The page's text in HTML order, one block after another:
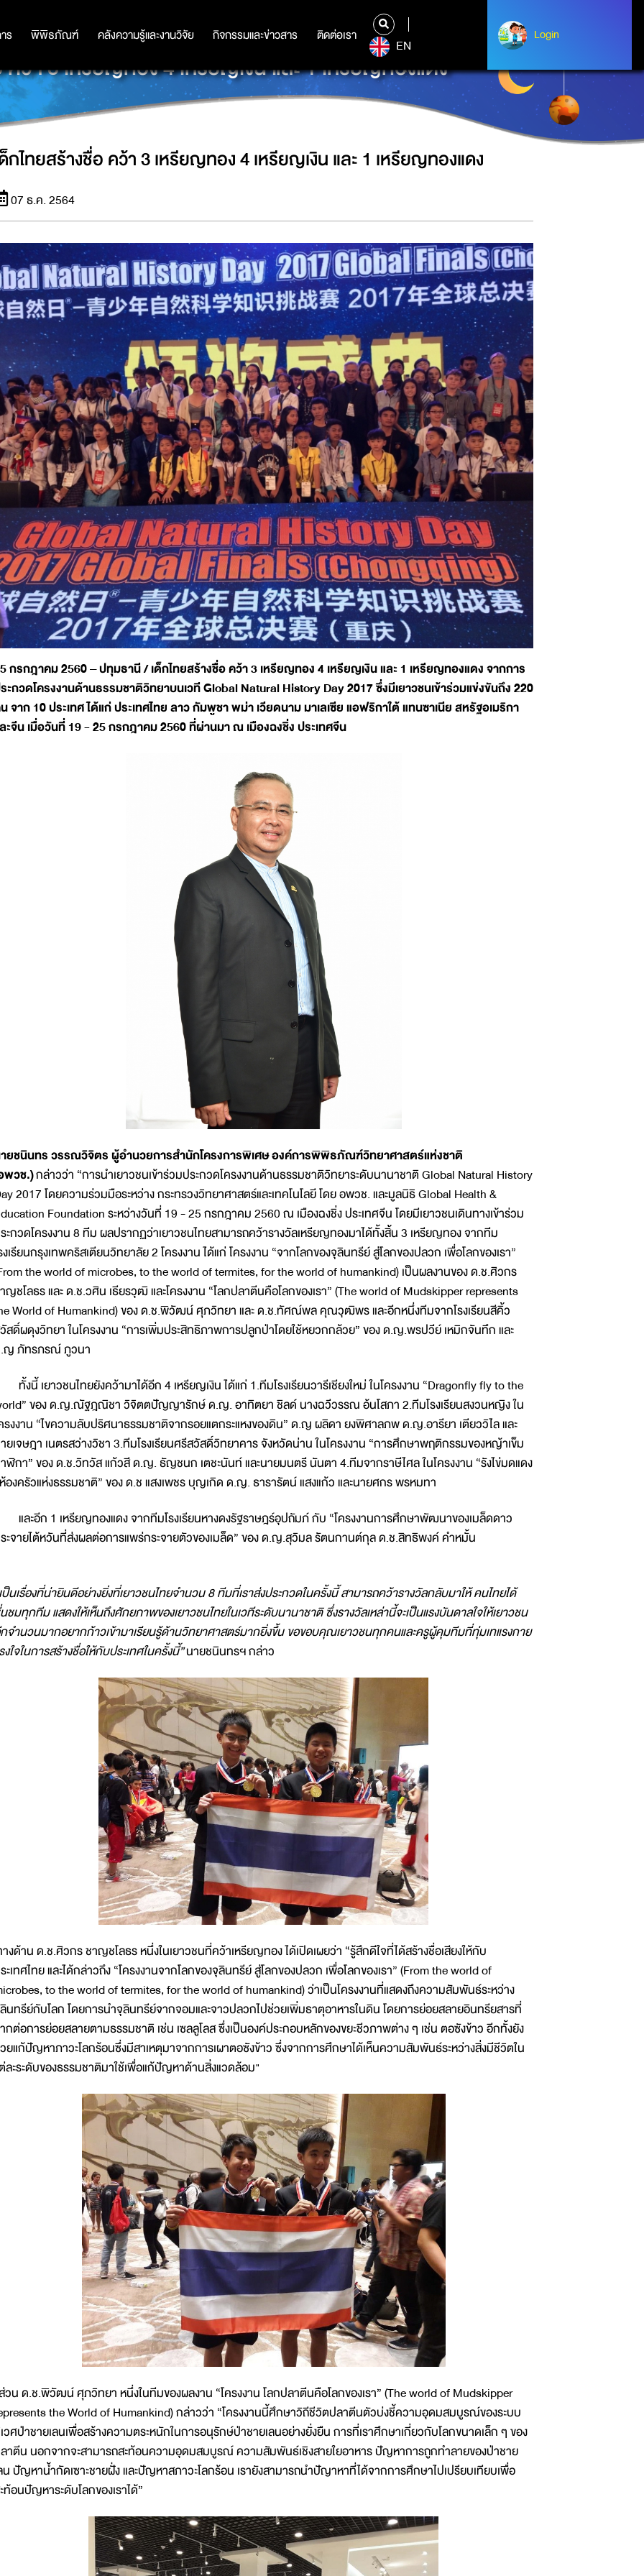
ร พิพิธภัณฑ์ คลังความรู้และงานวิจัย กิจกรรมและข่าวสาร ติดต่อเรา
ร พิพิธภัณฑ์ คลังความรู้และงานวิจัย กิจกรรมและข่าวสาร ติดต่อเรา
EN
Login
Login
คว้า 3 เหรียญทอง 4 เหรียญเงิน และ 1 เหรียญทองแดง
กไทยสร้างชื่อ คว้า 3 เหรียญทอง 4 เหรียญเงิน และ 1 เหรียญทองแดง
07 ธ.ค. 2564
กรกฎาคม 2560 – ปทุมธานี / เด็กไทยสร้างชื่อ คว้า 3 เหรียญทอง 4 เหรียญเงิน และ 1 เหรียญทองแดง จากการ
ะกวดโครงงานด้านธรรมชาติวิทยาบนเวที Global Natural History Day 2017 ซึ่งมีเยาวชนเข้าร่วมแข่งขันถึง 220
จาก 10 ประเทศ ได้แก่ ประเทศไทย ลาว กัมพูชา พม่า เวียดนาม มาเลเซีย แอฟริกาใต้ แทนซาเนีย สหรัฐอเมริกา
ะจีน เมื่อวันที่ 19 - 25 กรกฎาคม 2560 ที่ผ่านมา ณ เมืองฉงชิ่ง ประเทศจีน
ยชนินทร วรรณวิจิตร ผู้อำนวยการสำนักโครงการพิเศษ องค์การพิพิธภัณฑ์วิทยาศาสตร์แห่งชาติ
พวช.)กล่าวว่า “การนำเยาวชนเข้าร่วมประกวดโครงงานด้านธรรมชาติวิทยาระดับนานาชาติ Global Natural History
2017 โดยความร่วมมือระหว่าง กระทรวงวิทยาศาสตร์และเทคโนโลยี โดย อพวช. และมูลนิธิ Global Health &
Foundation ระหว่างวันที่ 19 - 25 กรกฎาคม 2560 ณ เมืองฉงชิ่ง ประเทศจีน โดยมีเยาวชนเดินทางเข้าร่วม
ะกวดโครงงาน 8 ทีม ผลปรากฏว่าเยาวชนไทยสามารถคว้ารางวัลเหรียญทองมาได้ทั้งสิ้น 3 เหรียญทอง จากทีม
งเรียนกรุงเทพคริสเตียนวิทยาลัย 2 โครงงาน ได้แก่ โครงงาน “จากโลกของจุลินทรีย์ สู่โลกของปลวก เพื่อโลกของเรา”
the world of microbes, to the world of termites, for the world of humankind) เป็นผลงานของ ด.ช.ศิวกร
ญชโลธร และ ด.ช.วศิน เธียรวุฒิ และโครงงาน “โลกปลาตีนคือโลกของเรา” (The world of Mudskipper represents
World of Humankind) ของ ด.ช.พิวัฒน์ ศุภวิทยา และ ด.ช.ทัศณ์พล คุณวุฒิพร และอีกหนึ่งทีมจากโรงเรียนสีคิ้ว
สดิ์ผดุงวิทยา ในโครงงาน “การเพิ่มประสิทธิภาพการปลูกป่าโดยใช้หยวกกล้วย” ของ ด.ญ.พรปวีย์ เหมิกจันทึก และ
ญ ภัทรภรณ์ ภูวนา
ทั้งนี้ เยาวชนไทยยังคว้ามาได้อีก 4 เหรียญเงิน ได้แก่ 1.ทีมโรงเรียนวารีเชียงใหม่ ในโครงงาน “Dragonfly fly to the
ของ ด.ญ.ณัฐฎณิชา วิจิตตปัญญารักษ์ ด.ญ. อาทิตยา ชิลด์ นางฉวีวรรณ อ้นโสภา 2.ทีมโรงเรียนสงวนหญิง ใน
รงงาน “ไขความลับปริศนาธรรมชาติจากรอยแตกระแหงของดิน” ด.ญ ผลิดา ยงพิศาลภพ ด.ญ.อารียา เตียววิไล และ
ยเจษฎา เนตรสว่างวิชา 3.ทีมโรงเรียนศรีสวัสดิ์วิทยาคาร จังหวัดน่าน ในโครงงาน “การศึกษาพฤติกรรมของหญ้าเข็ม
ฬิกา” ของ ด.ช.วิทวัส แก้วสี ด.ญ. ธัญชนก เตชะนันท์ และนายมนตรี นันตา 4.ทีมจากราษีไศล ในโครงงาน “รังไข่มดแดง
องครัวแห่งธรรมชาติ” ของ ด.ช แสงเพชร บุญเกิด ด.ญ. ธารารัตน์ แสงแก้ว และนายศกร พรหมทา
และอีก 1 เหรียญทองแดง จากทีมโรงเรียนหางดงรัฐราษฎร์อุปถัมภ์ กับ “โครงงานการศึกษาพัฒนาของเมล็ดดาว
ะจายไต้หวันที่ส่งผลต่อการแพร่กระจายตัวของเมล็ด” ของ ด.ญ.สุวิมล รัตนกานต์กุล ด.ช.สิทธิพงค์ คำหมั้น
ป็นเรื่องที่น่ายินดีอย่างยิ่งที่เยาวชนไทยจำนวน 8 ทีมที่เราส่งประกวดในครั้งนี้ สามารถคว้ารางวัลกลับมาให้ คนไทยได้
ชมทุกทีม แสดงให้เห็นถึงศักยภาพของเยาวชนไทยในเวทีระดับนานาชาติ ซึ่งรางวัลเหล่านี้จะเป็นแรงบันดาลใจให้เยาวชน
จำนวนมากอยากก้าวเข้ามาเรียนรู้ด้านวิทยาศาสตร์มากยิ่งขึ้น ขอขอบคุณเยาวชนทุกคนและครูผู้คุมทีมที่ทุ่มเทแรงกาย
งใจในการสร้างชื่อให้กับประเทศในครั้งนี้”นายชนินทรฯ กล่าว
งด้าน ด.ช.ศิวกร ชาญชโลธร หนึ่งในเยาวชนที่คว้าเหรียญทอง ได้เปิดเผยว่า “รู้สึกดีใจที่ได้สร้างชื่อเสียงให้กับ
ะเทศไทย และได้กล่าวถึง “โครงงานจากโลกของจุลินทรีย์ สู่โลกของปลวก เพื่อโลกของเรา” (From the world of
to the world of termites, for the world of humankind) ว่าเป็นโครงงานที่แสดงถึงความสัมพันธ์ระหว่าง
นทรีย์กับโลก โดยการนำจุลินทรีย์จากจอมและจาวปลวกไปช่วยเพิ่มธาตุอาหารในดิน โดยการย่อยสลายอินทรียสารที่
กต่อการย่อยสลายตามธรรมชาติ เช่น เซลลูโลส ซึ่งเป็นองค์ประกอบหลักของขยะชีวภาพต่าง ๆ เช่น ตอซังข้าว อีกทั้งยัง
ยแก้ปัญหาภาวะโลกร้อนซึ่งมีสาเหตุมาจากการเผาตอซังข้าว ซึ่งจากการศึกษาได้เห็นความสัมพันธ์ระหว่างสิ่งมีชีวิตใน
ละระดับของธรรมชาติมาใช้เพื่อแก้ปัญหาด้านสิ่งแวดล้อม"
วน ด.ช.พิวัฒน์ ศุภวิทยา หนึ่งในทีมของผลงาน “โครงงาน โลกปลาตีนคือโลกของเรา” (The world of Mudskipper
the World of Humankind) กล่าวว่า “โครงงานนี้ศึกษาวิถีชีวิตปลาตีนตัวบ่งชี้ความอุดมสมบูรณ์ของระบบ
วศป่าชายเลนเพื่อสร้างความตระหนักในการอนุรักษ์ป่าชายเลนอย่างยั่งยืน การที่เราศึกษาเกี่ยวกับโลกขนาดเล็ก ๆ ของ
าตีน นอกจากจะสามารถสะท้อนความอุดมสมบูรณ์ ความสัมพันธ์เชิงสายใยอาหาร ปัญหาการถูกทำลายของป่าชาย
น ปัญหาน้ำกัดเซาะชายฝั่ง และปัญหาสภาวะโลกร้อน เรายังสามารถนำปัญาหาที่ได้จากการศึกษาไปเปรียบเทียบเพื่อ
ท้อนปัญหาระดับโลกของเราได้”